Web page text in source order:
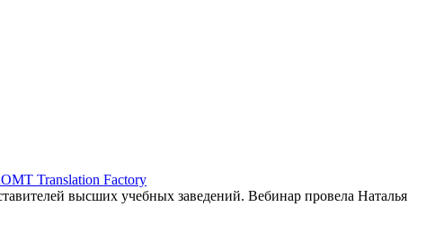
Translation Factory
высших учебных заведений. Вебинар провела Наталья